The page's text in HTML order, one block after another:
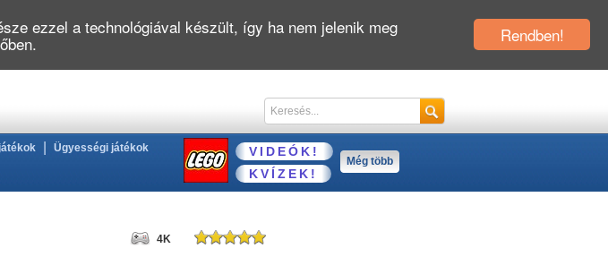
Ügyességi játékok
VIDEÓK!
KVÍZEK!
Még több
4K
Rendben!
ezzel a technológiával készült, így ha nem jelenik meg